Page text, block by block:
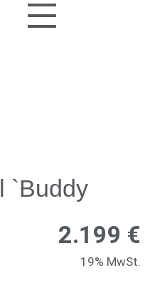
`Buddy
2.199 €
19% MwSt.